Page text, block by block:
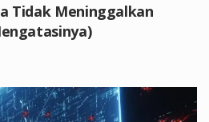
Tidak Meninggalkan